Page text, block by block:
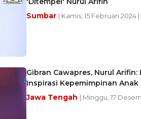
Sumbar | Kamis, 15 Februari 2024
Gibran Cawapres, Nurul
Inspirasi Kepemimpinan Anak
Jawa Tengah | Minggu, 17